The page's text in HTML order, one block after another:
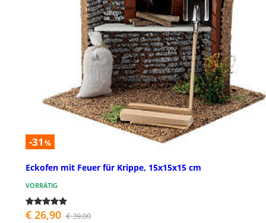
-31 %
Eckofen mit Feuer für Krippe, 15x15x15 cm
VORRÄTIG
€ 26,90 € 39,00